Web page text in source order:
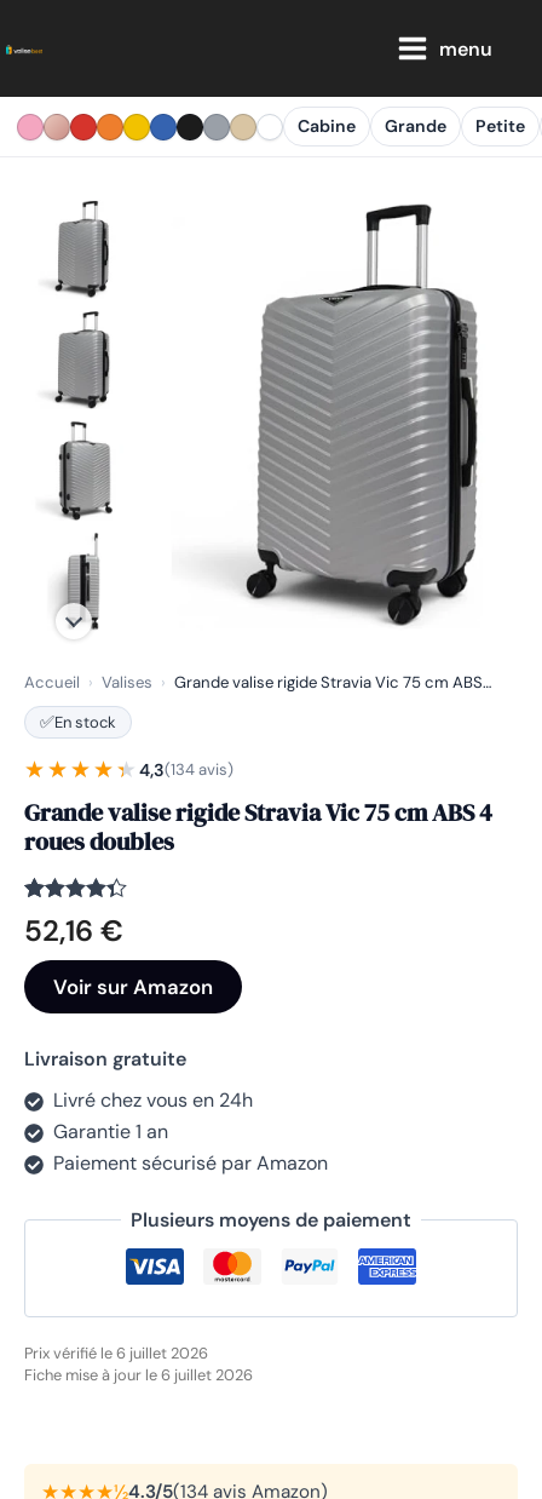
au
menu
Cabine Grande Petite
Accueil › Valises › Grande valise rigide Stravia Vic 75 cm ABS…
✅En stock
★★★★★
★★★★★ 4,3(134 avis)
Grande valise rigide Stravia Vic 75 cm ABS 4
roues doubles
Noté
4.3
sur 5
134
notations
client
52,16 €
Voir sur Amazon
Livraison gratuite
Livré chez vous en 24h
Garantie 1 an
Paiement sécurisé par Amazon
Plusieurs moyens de paiement
Prix vérifié le 6 juillet 2026
Fiche mise à jour le 6 juillet 2026
★★★★½4.3/5(134 avis Amazon)